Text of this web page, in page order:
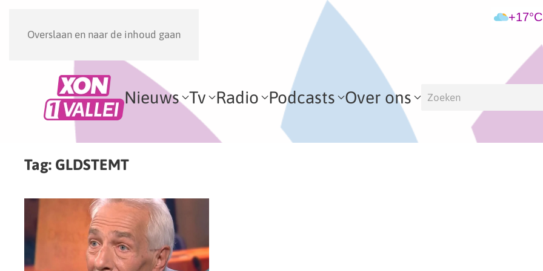
Overslaan en naar de inhoud gaan
+17°C
Nieuws Tv Radio Podcasts Over ons
Tag: GLDSTEMT